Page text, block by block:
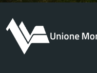
Unione